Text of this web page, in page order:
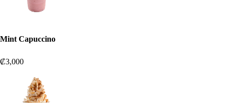
Mint Capuccino
₡3,000